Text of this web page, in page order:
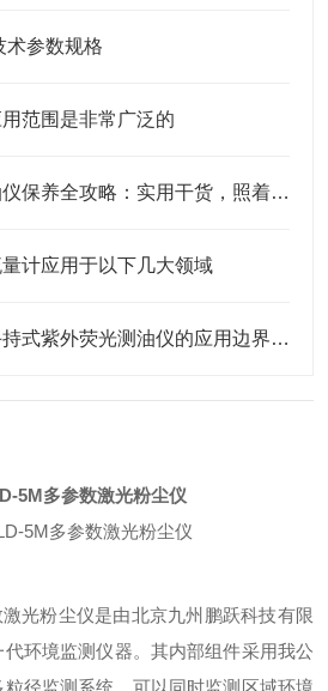
术参数规格
范围是非常广泛的
手持式紫外荧光测油仪保养全攻略：实用干货，照着做就省心
计应用于以下几大领域
别小看这台设备！手持式紫外荧光测油仪的应用边界，远超你想象
5M多参数激光粉尘仪
光粉尘仪是由北京九州鹏跃科技有限
环境监测仪器。其内部组件采用我公
径监测系统，可以同时监测区域环境